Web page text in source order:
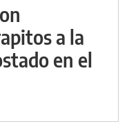
a la
en el